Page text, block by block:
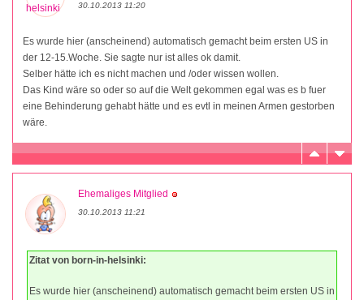
30.10.2013 11:20
Es wurde hier (anscheinend) automatisch gemacht beim ersten US in
der 12-15.Woche. Sie sagte nur ist alles ok damit.
Selber hätte ich es nicht machen und /oder wissen wollen.
Das Kind wäre so oder so auf die Welt gekommen egal was es b fuer
eine Behinderung gehabt hätte und es evtl in meinen Armen gestorben
wäre.
Ehemaliges Mitglied
30.10.2013 11:21
Zitat von born-in-helsinki:
Es wurde hier (anscheinend) automatisch gemacht beim ersten US in